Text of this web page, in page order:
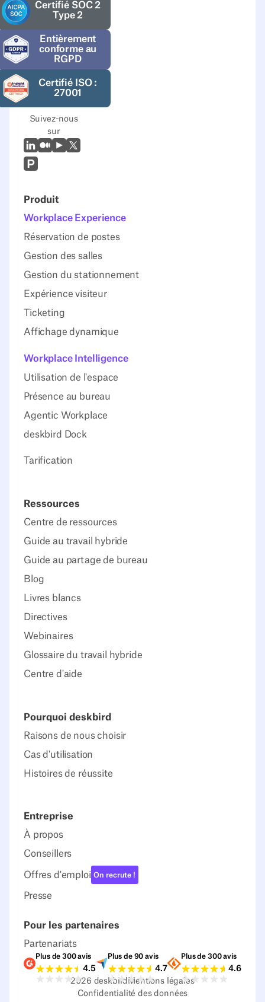
Certifié SOC 2
Type 2
Entièrement
conforme au
RGPD
Certifié ISO :
27001
Suivez-nous
sur
LinkedIn
MoyenYoutubeX (Twitter)
Prodcut Hunt
Produit
Workplace Experience
Réservation de postes
Gestion des salles
Gestion du stationnement
Expérience visiteur
Ticketing
Affichage dynamique
Workplace Intelligence
Utilisation de l'espace
Présence au bureau
Agentic Workplace
deskbird Dock
Tarification
Ressources
Centre de ressources
Guide au travail hybride
Guide au partage de bureau
Blog
Livres blancs
Directives
Webinaires
Glossaire du travail hybride
Centre d'aide
Pourquoi deskbird
Raisons de nous choisir
Cas d'utilisation
Histoires de réussite
Entreprise
À propos
Conseillers
Offres d'emploi On recrute !
Presse
Pour les partenaires
Partenariats
Notes G2
Plus de 300 avis
4.5
Notes Capterra
Plus de 90 avis
4.7
Notes
Plus de 300 avis
4.6
2026 deskbirdMentions légales
Confidentialité des données